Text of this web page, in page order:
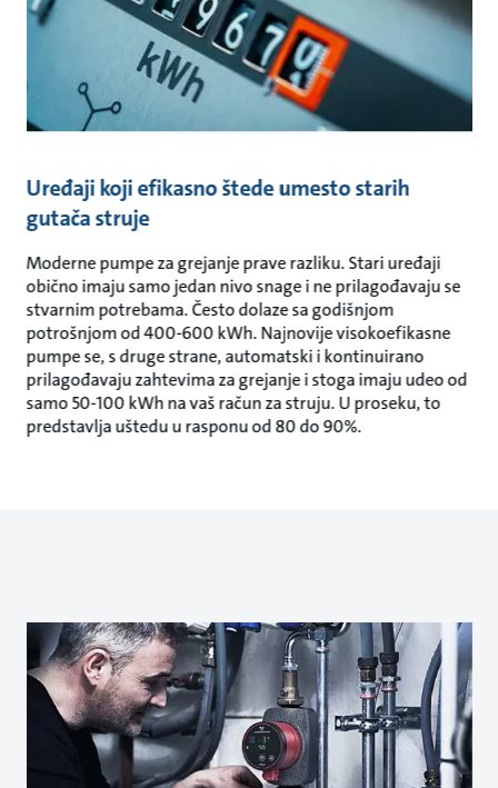
Uređaji koji efikasno štede umesto starih
gutača struje
Moderne pumpe za grejanje prave razliku. Stari uređaji
obično imaju samo jedan nivo snage i ne prilagođavaju se
stvarnim potrebama. Često dolaze sa godišnjom
potrošnjom od 400-600 kWh. Najnovije visokoefikasne
pumpe se, s druge strane, automatski i kontinuirano
prilagođavaju zahtevima za grejanje i stoga imaju udeo od
samo 50-100 kWh na vaš račun za struju. U proseku, to
predstavlja uštedu u rasponu od 80 do 90%.